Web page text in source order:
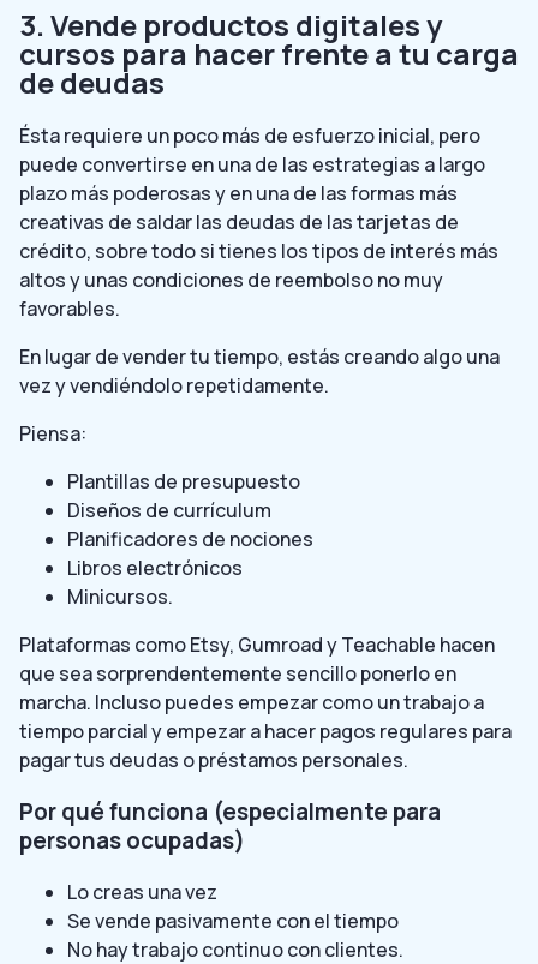
3. Vende productos digitales y
cursos para hacer frente a tu carga
de deudas
Ésta requiere un poco más de esfuerzo inicial, pero
puede convertirse en una de las estrategias a largo
plazo más poderosas y en una de las formas más
creativas de saldar las deudas de las tarjetas de
crédito, sobre todo si tienes los tipos de interés más
altos y unas condiciones de reembolso no muy
favorables.
En lugar de vender tu tiempo, estás creando algo una
vez y vendiéndolo repetidamente.
Piensa:
Plantillas de presupuesto
Diseños de currículum
Planificadores de nociones
Libros electrónicos
Minicursos.
Plataformas como Etsy, Gumroad y Teachable hacen
que sea sorprendentemente sencillo ponerlo en
marcha. Incluso puedes empezar como un trabajo a
tiempo parcial y empezar a hacer pagos regulares para
pagar tus deudas o préstamos personales.
Por qué funciona (especialmente para
personas ocupadas)
Lo creas una vez
Se vende pasivamente con el tiempo
No hay trabajo continuo con clientes.